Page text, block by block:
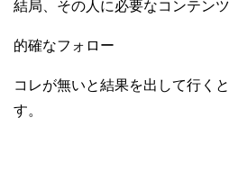
結局、その人に必要なコンテンツ
的確なフォロー
コレが無いと結果を出して行く
す。